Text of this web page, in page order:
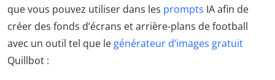
que vous pouvez utiliser dans les prompts IA afin de
créer des fonds d’écrans et arrière-plans de football
avec un outil tel que le générateur d’images gratuit
Quillbot :